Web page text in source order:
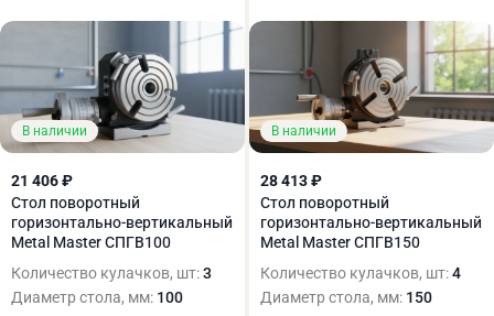
В наличии
21 406 ₽
Стол поворотный
горизонтально-вертикальный
Metal Master СПГВ100
Количество кулачков, шт:3
Диаметр стола, мм: 100
В наличии
28 413 ₽
Стол поворотный
горизонтально-вертикальный
Metal Master СПГВ150
Количество кулачков, шт:4
Диаметр стола, мм: 150